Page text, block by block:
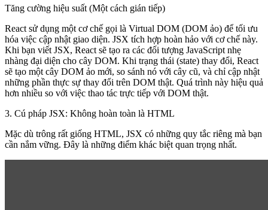
Tăng cường hiệu suất (Một cách gián tiếp)
React sử dụng một cơ chế gọi là Virtual DOM (DOM ảo) để tối ưu
hóa việc cập nhật giao diện. JSX tích hợp hoàn hảo với cơ chế này.
Khi bạn viết JSX, React sẽ tạo ra các đối tượng JavaScript nhẹ
nhàng đại diện cho cây DOM. Khi trạng thái (state) thay đổi, React
sẽ tạo một cây DOM ảo mới, so sánh nó với cây cũ, và chỉ cập nhật
những phần thực sự thay đổi trên DOM thật. Quá trình này hiệu quả
hơn nhiều so với việc thao tác trực tiếp với DOM thật.
3. Cú pháp JSX: Không hoàn toàn là HTML
Mặc dù trông rất giống HTML, JSX có những quy tắc riêng mà bạn
cần nắm vững. Đây là những điểm khác biệt quan trọng nhất.